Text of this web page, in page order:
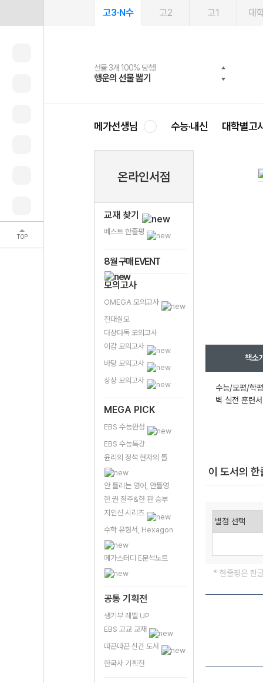
TOP
고3·N수 고2 고1 대
선물 3개 100% 당첨!
행운의 선물 뽑기
선물 100% 증정!
메가스터디 X 올리브
여름방학 스터디 캐시백
메가런 썸머스쿨
2027 러셀 단과
강사 공개선발
스마트러닝앱
설문 EVENT
메가패스
3일 무료 체험권
메가패스 수강생 무료혜택!
메가클럽 멤버십
사회공헌 캠페인
희망이룸 메가나눔
메가선생님 수능·내신 대학별고
온라인서점
교재 찾기
베스트 한줄평
8월 구매 EVENT
모의고사
OMEGA 모의고사
전대실모
다상다독 모의고사
이감 모의고사
바탕 모의고사
상상 모의고사
MEGA PICK
EBS 수능완성
EBS 수능특강
윤리의 정석 현자의 돌
안 틀리는 영어, 안틀영
한 권 질주&한 판 승부
지인선 시리즈
수학 유형서, Hexagon
메가스터디 E분석노트
공통 기획전
생기부 레벨 UP
EBS 고교 교재
따끈따끈 신간 도서
한국사 기획전
책소
수능/모평/학
벽 실전 훈련
이 도서의 한
* 한줄평은 한